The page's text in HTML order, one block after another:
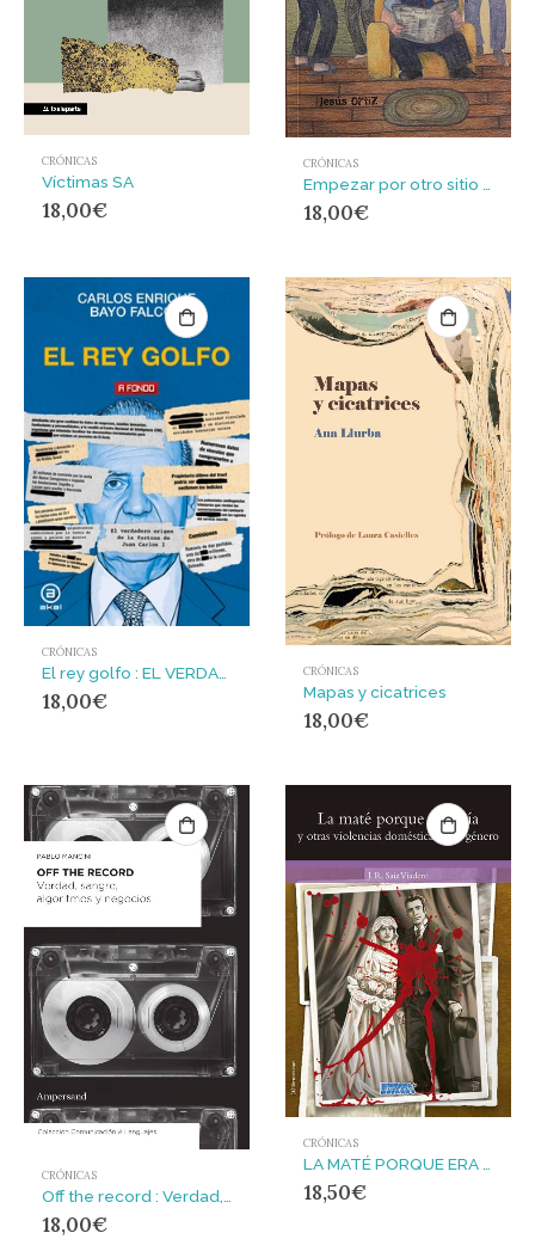
CRÓNICAS
Víctimas SA
18,00€
CRÓNICAS
Empezar por otro sitio : Artículos 2017-2025
18,00€
CRÓNICAS
18,00€
CRÓNICAS
Mapas y cicatrices
18,00€
CRÓNICAS
Off the record : Verdad, sangre, algoritmos y negocios
18,00€
CRÓNICAS
18,50€